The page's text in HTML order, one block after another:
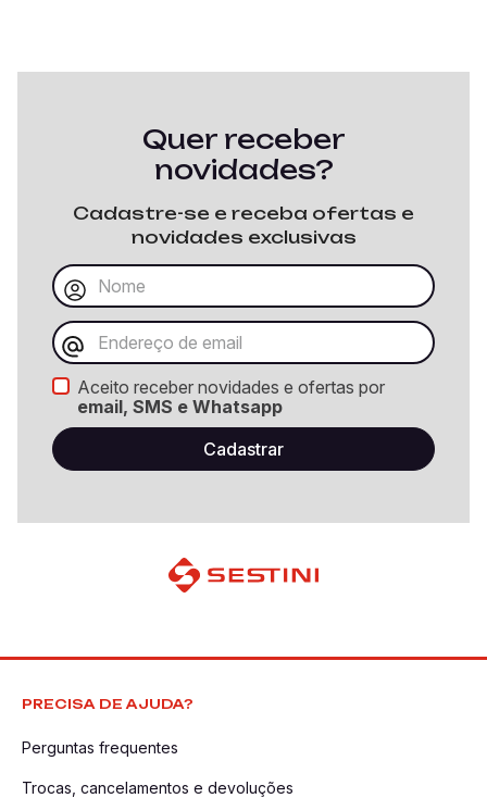
Quer receber
novidades?
Cadastre-se e receba ofertas e
novidades exclusivas
Aceito receber novidades e ofertas por
email, SMS e Whatsapp
PRECISA DE AJUDA?
Perguntas frequentes
Trocas, cancelamentos e devoluções